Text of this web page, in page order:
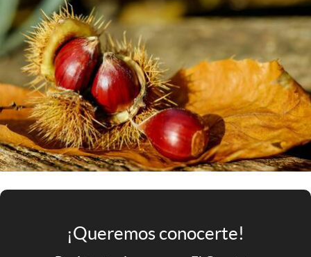
Clima
Mundial 2026
Eventos Corporativos
El Cronista Studio
Mediakit
abre en nueva pestaña
Argentina
¡Queremos conocerte!